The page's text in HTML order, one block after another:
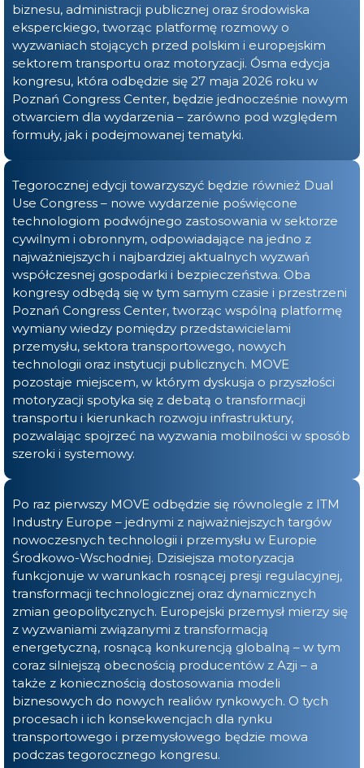
biznesu, administracji publicznej oraz środowiska
eksperckiego, tworząc platformę rozmowy o
wyzwaniach stojących przed polskim i europejskim
sektorem transportu oraz motoryzacji. Ósma edycja
kongresu, która odbędzie się 27 maja 2026 roku w
Poznań Congress Center, będzie jednocześnie nowym
otwarciem dla wydarzenia – zarówno pod względem
formuły, jak i podejmowanej tematyki.
Tegorocznej edycji towarzyszyć będzie również Dual
Use Congress – nowe wydarzenie poświęcone
technologiom podwójnego zastosowania w sektorze
cywilnym i obronnym, odpowiadające na jedno z
najważniejszych i najbardziej aktualnych wyzwań
współczesnej gospodarki i bezpieczeństwa. Oba
kongresy odbędą się w tym samym czasie i przestrzeni
Poznań Congress Center, tworząc wspólną platformę
wymiany wiedzy pomiędzy przedstawicielami
przemysłu, sektora transportowego, nowych
technologii oraz instytucji publicznych. MOVE
pozostaje miejscem, w którym dyskusja o przyszłości
motoryzacji spotyka się z debatą o transformacji
transportu i kierunkach rozwoju infrastruktury,
pozwalając spojrzeć na wyzwania mobilności w sposób
szeroki i systemowy.
Po raz pierwszy MOVE odbędzie się równolegle z ITM
Industry Europe – jednymi z najważniejszych targów
nowoczesnych technologii i przemysłu w Europie
Środkowo-Wschodniej. Dzisiejsza motoryzacja
funkcjonuje w warunkach rosnącej presji regulacyjnej,
transformacji technologicznej oraz dynamicznych
zmian geopolitycznych. Europejski przemysł mierzy się
z wyzwaniami związanymi z transformacją
energetyczną, rosnącą konkurencją globalną – w tym
coraz silniejszą obecnością producentów z Azji – a
także z koniecznością dostosowania modeli
biznesowych do nowych realiów rynkowych. O tych
procesach i ich konsekwencjach dla rynku
transportowego i przemysłowego będzie mowa
podczas tegorocznego kongresu.